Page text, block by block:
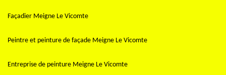
Façadier Meigne Le Vicomte
Peintre et peinture de façade Meigne Le Vicomte
Entreprise de peinture Meigne Le Vicomte